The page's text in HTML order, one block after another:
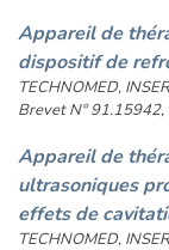
Appareil de
dispositif de
TECHNOMED,
Brevet N°
Appareil de
ultrasoniques
effets de
TECHNOMED,